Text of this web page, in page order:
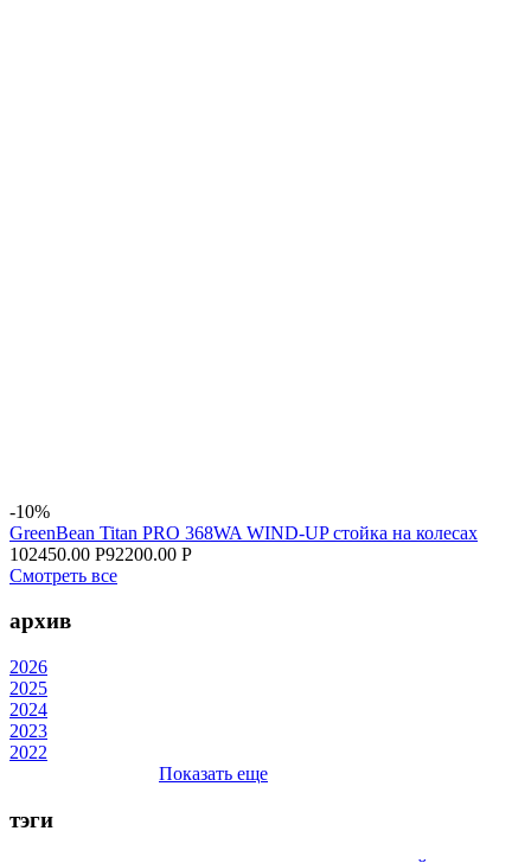
-10%
GreenBean Titan PRO 368WA WIND-UP стойка на колесах
102450.00 Р92200.00 Р
Смотреть все
архив
2026
2025
2024
2023
2022
Показать еще
тэги